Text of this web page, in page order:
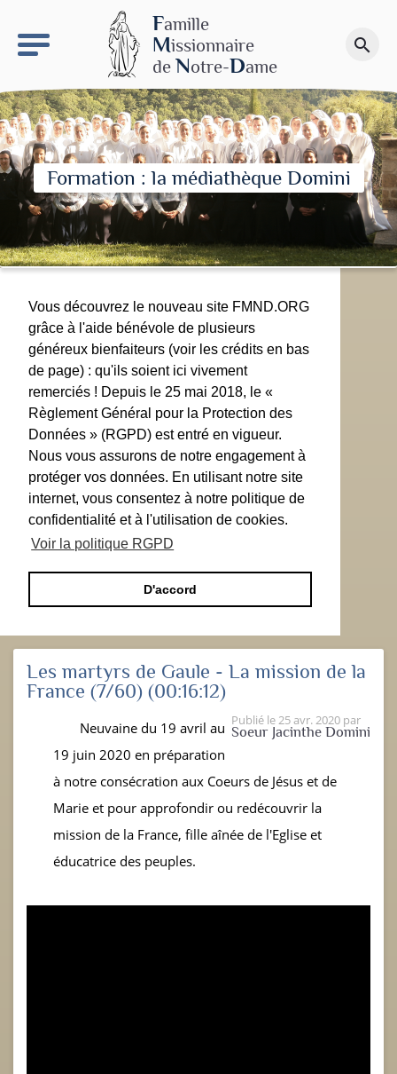
Famille
Missionnaire
de Notre-Dame
search
Faire un don
Formation : la médiathèque Domini
Vous découvrez le nouveau site FMND.ORG
grâce à l'aide bénévole de plusieurs
généreux bienfaiteurs (voir les crédits en bas
de page) : qu'ils soient ici vivement
remerciés ! Depuis le 25 mai 2018, le «
Règlement Général pour la Protection des
Données » (RGPD) est entré en vigueur.
Nous vous assurons de notre engagement à
protéger vos données. En utilisant notre site
internet, vous consentez à notre politique de
confidentialité et à l'utilisation de cookies.
Voir la politique RGPD
D'accord
Les martyrs de Gaule - La mission de la
France (7/60) (00:16:12)
Publié le25 avr. 2020 par
Soeur Jacinthe Domini
Neuvaine du 19 avril au
19 juin 2020 en préparation
à notre consécration aux Coeurs de Jésus et de
Marie et pour approfondir ou redécouvrir la
mission de la France, fille aînée de l'Eglise et
éducatrice des peuples.